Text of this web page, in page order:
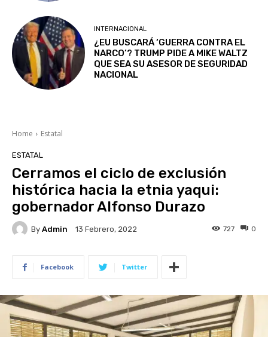
INTERNACIONAL
¿EU BUSCARÁ ‘GUERRA CONTRA EL
NARCO’? TRUMP PIDE A MIKE WALTZ
QUE SEA SU ASESOR DE SEGURIDAD
NACIONAL